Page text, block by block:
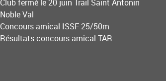
Club fermé le 20 juin Trail Saint Antonin
Noble Val
Concours amical ISSF 25/50m
Résultats concours amical TAR